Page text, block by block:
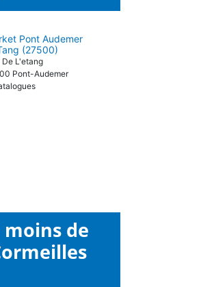
Pont Audemer
(27500)
De L'etang
Pont-Audemer
moins de